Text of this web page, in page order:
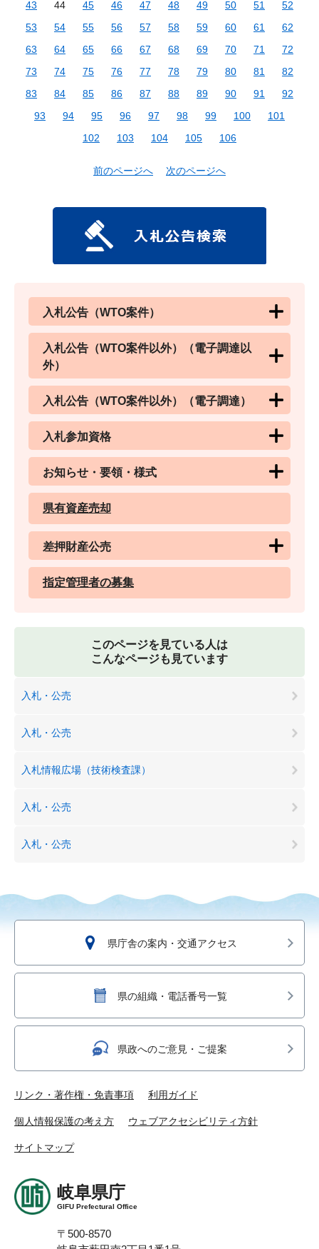
43
44 45 46 47 48 49 50 51
52
53
54 55 56 57 58 59 60 61
62
63
64 65 66 67 68 69 70 71
72
73
74 75 76 77 78 79 80 81
82
83
84 85 86 87 88 89 90 91
92
93
94 95 96 97 98 99 100
101
102
103 104 105 106
前のページへ 次のページへ
入札公告（WTO案件）
入札公告（WTO案件以外）（電子調達以
外）
入札公告（WTO案件以外）（電子調達）
入札参加資格
お知らせ・要領・様式
県有資産売却
差押財産公売
指定管理者の募集
このページを見ている人は
こんなページも見ています
入札・公売
入札・公売
入札情報広場（技術検査課）
入札・公売
入札・公売
県庁舎の案内・交通アクセス
県の組織・電話番号一覧
県政へのご意見・ご提案
リンク・著作権・免責事項 利用ガイド
個人情報保護の考え方 ウェブアクセシビリティ方針
サイトマップ
岐阜県庁
GIFU Prefectural Office
〒500-8570